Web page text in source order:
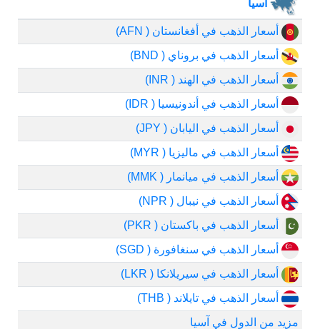
آسيا
أسعار الذهب في أفغانستان ( AFN)
أسعار الذهب في بروناي ( BND)
أسعار الذهب في الهند ( INR)
أسعار الذهب في أندونيسيا ( IDR)
أسعار الذهب في اليابان ( JPY)
أسعار الذهب في ماليزيا ( MYR)
أسعار الذهب في ميانمار ( MMK)
أسعار الذهب في نيبال ( NPR)
أسعار الذهب في باكستان ( PKR)
أسعار الذهب في سنغافورة ( SGD)
أسعار الذهب في سيريلانكا ( LKR)
أسعار الذهب في تايلاند ( THB)
مزيد من الدول في آسيا